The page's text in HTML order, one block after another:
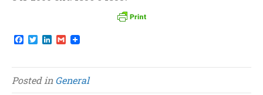
F
e
b
o
T
t
t
e
L
k
e
d
G
i
l
Posted inGeneral